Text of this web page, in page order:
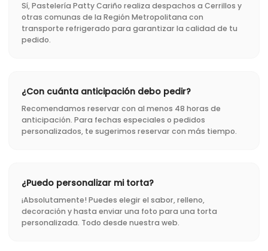
Sí, Pastelería Patty Cariño realiza despachos a Cerrillos y
otras comunas de la Región Metropolitana con
transporte refrigerado para garantizar la calidad de tu
pedido.
¿Con cuánta anticipación debo pedir?
Recomendamos reservar con al menos 48 horas de
anticipación. Para fechas especiales o pedidos
personalizados, te sugerimos reservar con más tiempo.
¿Puedo personalizar mi torta?
¡Absolutamente! Puedes elegir el sabor, relleno,
decoración y hasta enviar una foto para una torta
personalizada. Todo desde nuestra web.